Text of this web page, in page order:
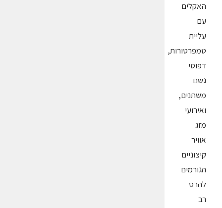
האקלים
עם
עליית
טמפרטורות,
דפוסי
גשם
משתנים,
ואירועי
מזג
אוויר
קיצוניים
הגורמים
להרס
רב